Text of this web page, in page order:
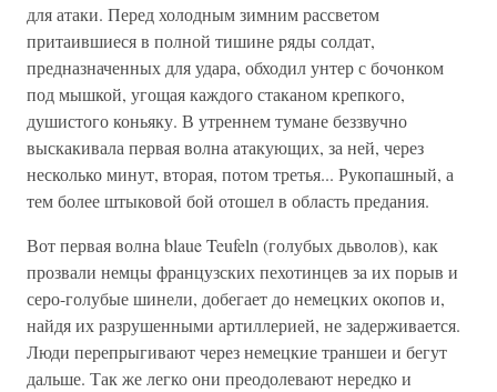
для атаки. Перед холодным зимним рассветом
притаившиеся в полной тишине ряды солдат,
предназначенных для удара, обходил унтер с бочонком
под мышкой, угощая каждого стаканом крепкого,
душистого коньяку. В утреннем тумане беззвучно
выскакивала первая волна атакующих, за ней, через
несколько минут, вторая, потом третья... Рукопашный, а
тем более штыковой бой отошел в область предания.
Вот первая волна blaue Teufeln (голубых дьволов), как
прозвали немцы французских пехотинцев за их порыв и
серо-голубые шинели, добегает до немецких окопов и,
найдя их разрушенными артиллерией, не задерживается.
Люди перепрыгивают через немецкие траншеи и бегут
дальше. Так же легко они преодолевают нередко и